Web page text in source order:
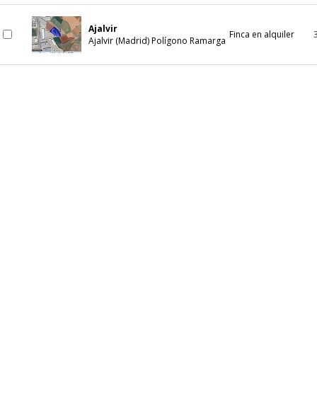
Ajalvir
Ajalvir (Madrid) Polígono Ramarga
Finca en alquiler